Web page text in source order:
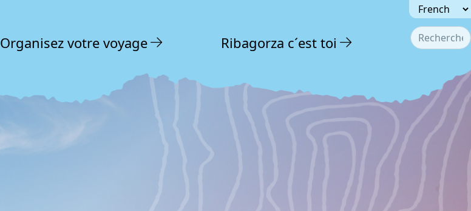
Seleccionar
Organisez votre voyage Ribagorza c´est toi
Valider